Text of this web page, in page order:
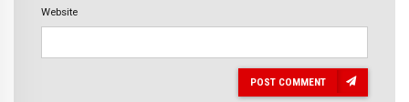
Website
POST COMMENT